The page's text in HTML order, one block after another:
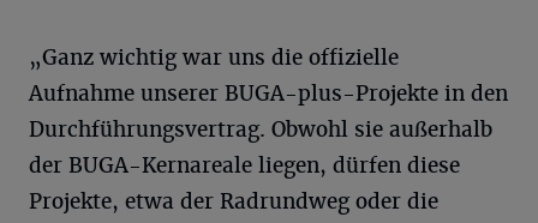
„Ganz wichtig war uns die offizielle
Aufnahme unserer BUGA-plus-Projekte in den
Durchführungsvertrag. Obwohl sie außerhalb
der BUGA-Kernareale liegen, dürfen diese
Projekte, etwa der Radrundweg oder die